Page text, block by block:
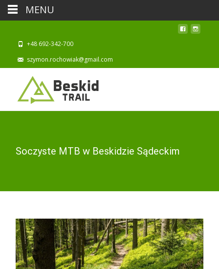
+48 692-342-700
szymon.rochowiak@gmail.com
Soczyste MTB w Beskidzie Sądeckim
MENU